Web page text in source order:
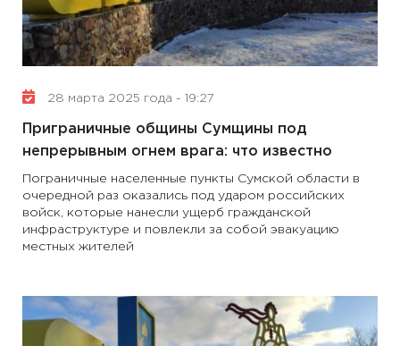
28 марта 2025 года - 19:27
Приграничные общины Сумщины под
непрерывным огнем врага: что известно
Пограничные населенные пункты Сумской области в
очередной раз оказались под ударом российских
войск, которые нанесли ущерб гражданской
инфраструктуре и повлекли за собой эвакуацию
местных жителей